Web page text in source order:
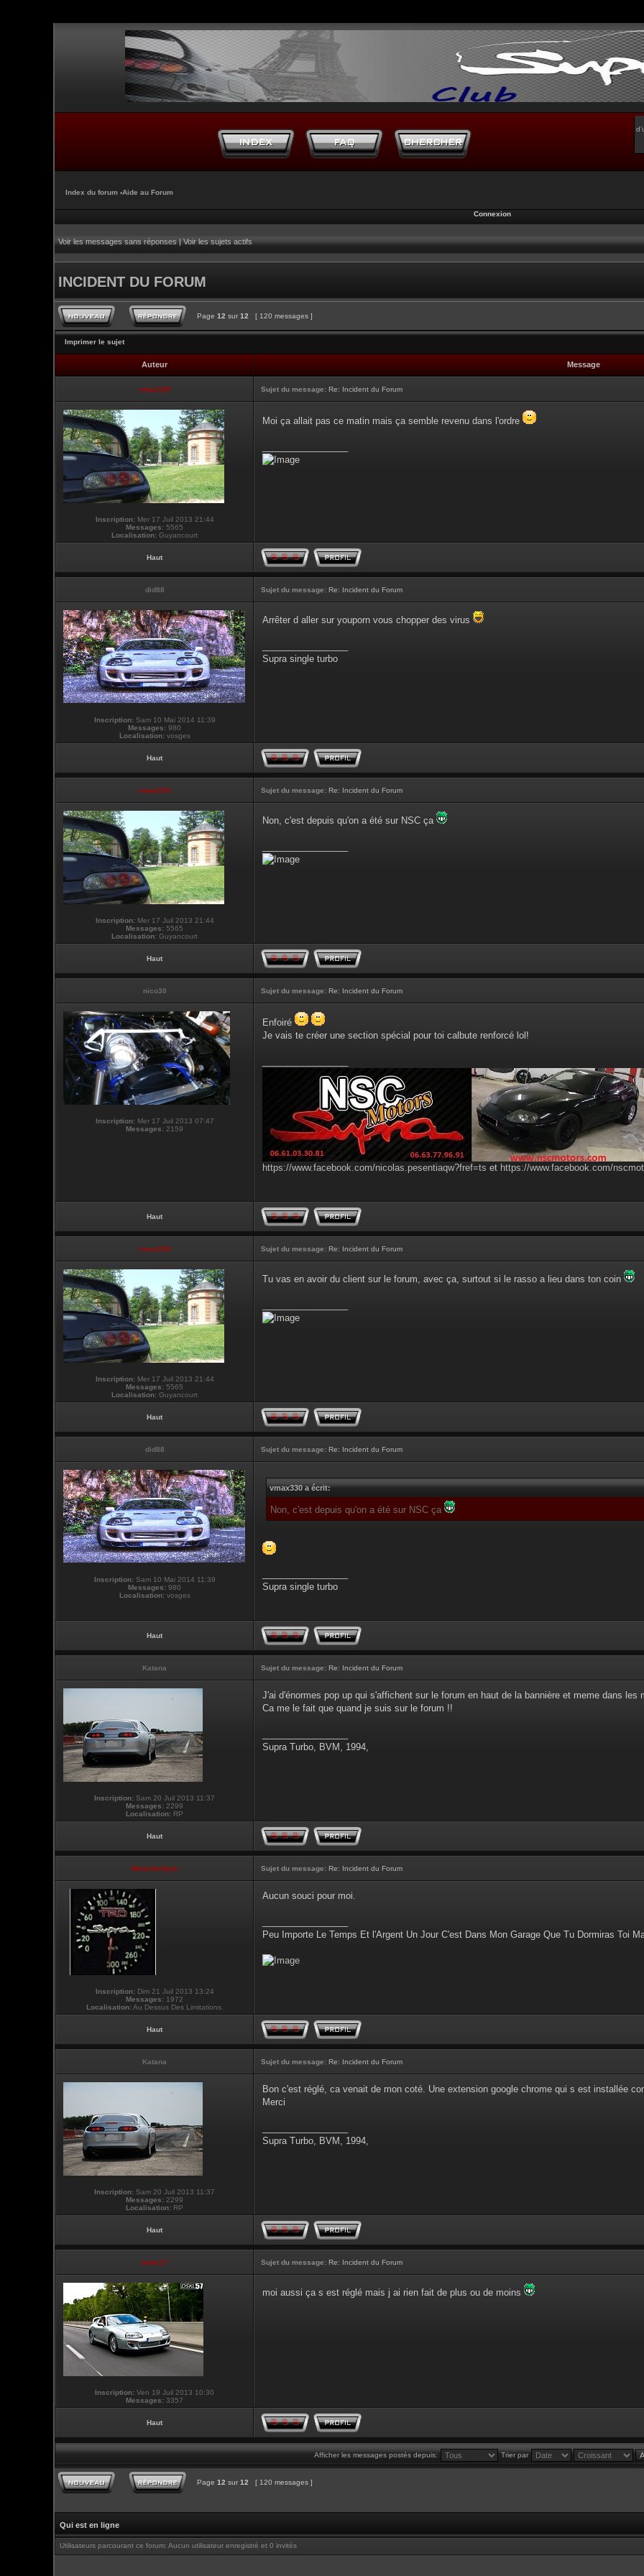
Index du forum ‹Aide au Forum
Connexion
Voir les messages sans réponses|Voir les sujets actifs
INCIDENT DU FORUM
Page 12 sur 12 [ 120 messages ]
Imprimer le sujet
Auteur Message
vmax330 Sujet du message: Re: Incident du Forum
Inscription:Mer 17 Juil 2013 21:44
Messages: 5565
Localisation: Guyancourt
Moi ça allait pas ce matin mais ça semble revenu dans l'ordre
Haut
did88 Sujet du message: Re: Incident du Forum
Inscription:Sam 10 Mai 2014 11:39
Messages: 980
Localisation:vosges
Arrêter d aller sur youporn vous chopper des virus
Supra single turbo
Haut
vmax330 Sujet du message: Re: Incident du Forum
Inscription:Mer 17 Juil 2013 21:44
Messages: 5565
Localisation: Guyancourt
Non, c'est depuis qu'on a été sur NSC ça
Haut
nico30 Sujet du message: Re: Incident du Forum
Inscription:Mer 17 Juil 2013 07:47
Messages: 2159
Enfoiré
Je vais te créer une section spécial pour toi calbute renforcé lol!
https://www.facebook.com/nicolas.pesentiaqw?fref=ts et https://www.facebook.com/
Haut
vmax330 Sujet du message: Re: Incident du Forum
Inscription:Mer 17 Juil 2013 21:44
Messages: 5565
Localisation: Guyancourt
Tu vas en avoir du client sur le forum, avec ça, surtout si le rasso a lieu dans ton coin
Haut
did88 Sujet du message: Re: Incident du Forum
Inscription:Sam 10 Mai 2014 11:39
Messages: 980
Localisation:vosges
vmax330 a écrit:
Non, c'est depuis qu'on a été sur NSC ça
Supra single turbo
Haut
Katana Sujet du message: Re: Incident du Forum
Inscription: Sam 20 Juil 2013 11:37
Messages: 2299
Localisation: RP
J'ai d'énormes pop up qui s'affichent sur le forum en haut de la bannière et meme dans
Ca me le fait que quand je suis sur le forum !!
Supra Turbo, BVM, 1994,
Haut
NikoLifeStyle Sujet du message: Re: Incident du Forum
Inscription:Dim 21 Juil 2013 13:24
Messages: 1972
Localisation:Au Dessus Des Limitations.
Aucun souci pour moi.
Peu Importe Le Temps Et l'Argent Un Jour C'est Dans Mon Garage Que Tu Dormiras Toi
Haut
Katana Sujet du message: Re: Incident du Forum
Inscription: Sam 20 Juil 2013 11:37
Messages: 2299
Localisation: RP
Bon c'est réglé, ca venait de mon coté. Une extension google chrome qui s est installée
Merci
Supra Turbo, BVM, 1994,
Haut
touti-17 Sujet du message: Re: Incident du Forum
Inscription: Ven 19 Juil 2013 10:30
Messages: 3357
moi aussi ça s est réglé mais j ai rien fait de plus ou de moins
Haut
Afficher les messages postés depuis: Trier par
Page 12 sur 12 [ 120 messages ]
Qui est en ligne
Utilisateurs parcourant ce forum: Aucun utilisateur enregistré et 0 invités